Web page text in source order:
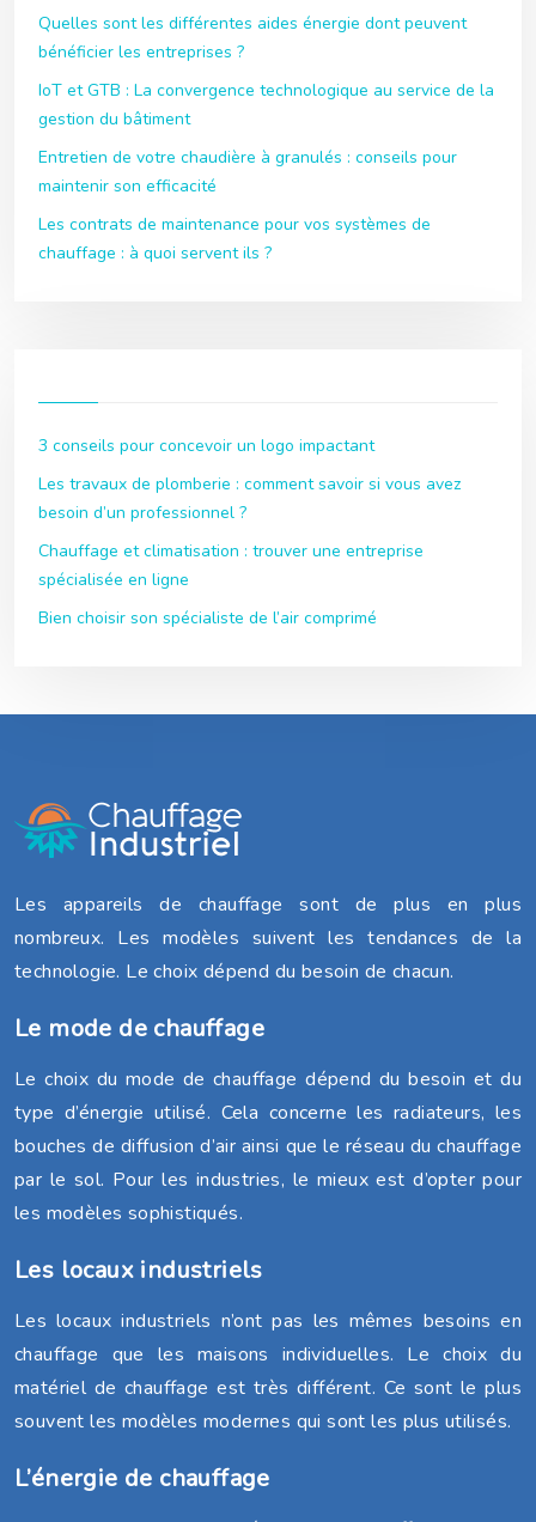
Quelles sont les différentes aides énergie dont peuvent
bénéficier les entreprises ?
IoT et GTB : La convergence technologique au service de la
gestion du bâtiment
Entretien de votre chaudière à granulés : conseils pour
maintenir son efficacité
Les contrats de maintenance pour vos systèmes de
chauffage : à quoi servent ils ?
3 conseils pour concevoir un logo impactant
Les travaux de plomberie : comment savoir si vous avez
besoin d’un professionnel ?
Chauffage et climatisation : trouver une entreprise
spécialisée en ligne
Bien choisir son spécialiste de l’air comprimé
Les appareils de chauffage sont de plus en plus
nombreux. Les modèles suivent les tendances de la
technologie. Le choix dépend du besoin de chacun.
Le mode de chauffage
Le choix du mode de chauffage dépend du besoin et du
type d’énergie utilisé. Cela concerne les radiateurs, les
bouches de diffusion d’air ainsi que le réseau du chauffage
par le sol. Pour les industries, le mieux est d’opter pour
les modèles sophistiqués.
Les locaux industriels
Les locaux industriels n’ont pas les mêmes besoins en
chauffage que les maisons individuelles. Le choix du
matériel de chauffage est très différent. Ce sont le plus
souvent les modèles modernes qui sont les plus utilisés.
L’énergie de chauffage